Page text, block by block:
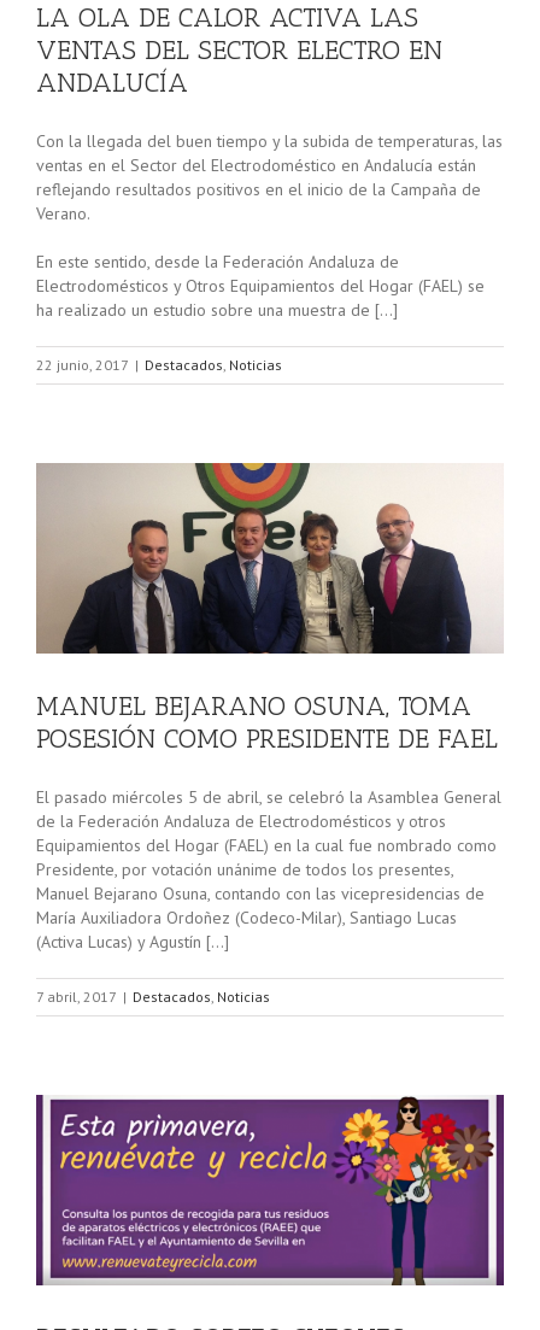
LA OLA DE CALOR ACTIVA LAS
VENTAS DEL SECTOR ELECTRO EN
ANDALUCÍA
Con la llegada del buen tiempo y la subida de temperaturas, las
ventas en el Sector del Electrodoméstico en Andalucía están
reflejando resultados positivos en el inicio de la Campaña de
Verano.
En este sentido, desde la Federación Andaluza de
Electrodomésticos y Otros Equipamientos del Hogar (FAEL) se
ha realizado un estudio sobre una muestra de […]
22 junio, 2017 | Destacados, Noticias
MANUEL BEJARANO OSUNA, TOMA
POSESIÓN COMO PRESIDENTE DE FAEL
El pasado miércoles 5 de abril, se celebró la Asamblea General
de la Federación Andaluza de Electrodomésticos y otros
Equipamientos del Hogar (FAEL) en la cual fue nombrado como
Presidente, por votación unánime de todos los presentes,
Manuel Bejarano Osuna, contando con las vicepresidencias de
María Auxiliadora Ordoñez (Codeco-Milar), Santiago Lucas
(Activa Lucas) y Agustín […]
7 abril, 2017 | Destacados Noticias